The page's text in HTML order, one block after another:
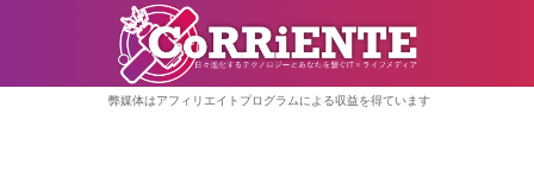
弊媒体はアフィリエイトプログラムによる収益を得ています